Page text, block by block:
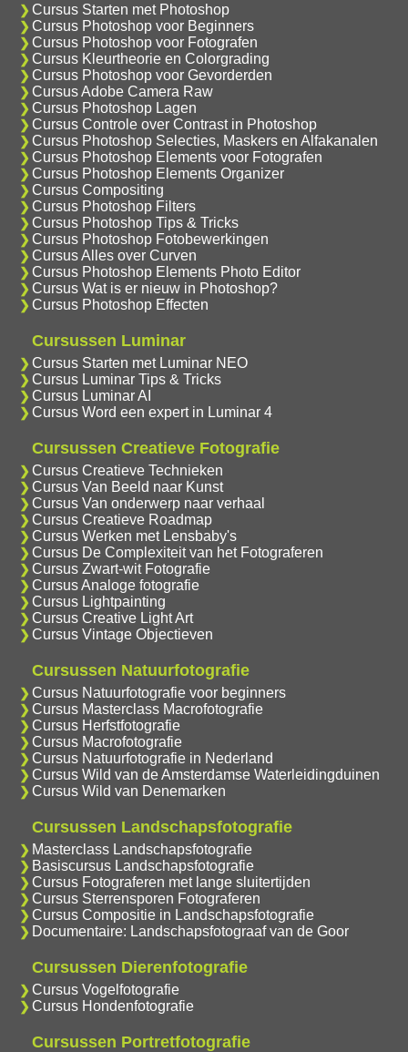
Cursus Starten met Photoshop
Cursus Photoshop voor Beginners
Cursus Photoshop voor Fotografen
Cursus Kleurtheorie en Colorgrading
Cursus Photoshop voor Gevorderden
Cursus Adobe Camera Raw
Cursus Photoshop Lagen
Cursus Controle over Contrast in Photoshop
Cursus Photoshop Selecties, Maskers en Alfakanalen
Cursus Photoshop Elements voor Fotografen
Cursus Photoshop Elements Organizer
Cursus Compositing
Cursus Photoshop Filters
Cursus Photoshop Tips & Tricks
Cursus Photoshop Fotobewerkingen
Cursus Alles over Curven
Cursus Photoshop Elements Photo Editor
Cursus Wat is er nieuw in Photoshop?
Cursus Photoshop Effecten
Cursussen Luminar
Cursus Starten met Luminar NEO
Cursus Luminar Tips & Tricks
Cursus Luminar AI
Cursus Word een expert in Luminar 4
Cursussen Creatieve Fotografie
Cursus Creatieve Technieken
Cursus Van Beeld naar Kunst
Cursus Van onderwerp naar verhaal
Cursus Creatieve Roadmap
Cursus Werken met Lensbaby's
Cursus De Complexiteit van het Fotograferen
Cursus Zwart-wit Fotografie
Cursus Analoge fotografie
Cursus Lightpainting
Cursus Creative Light Art
Cursus Vintage Objectieven
Cursussen Natuurfotografie
Cursus Natuurfotografie voor beginners
Cursus Masterclass Macrofotografie
Cursus Herfstfotografie
Cursus Macrofotografie
Cursus Natuurfotografie in Nederland
Cursus Wild van de Amsterdamse Waterleidingduinen
Cursus Wild van Denemarken
Cursussen Landschapsfotografie
Masterclass Landschapsfotografie
Basiscursus Landschapsfotografie
Cursus Fotograferen met lange sluitertijden
Cursus Sterrensporen Fotograferen
Cursus Compositie in Landschapsfotografie
Documentaire: Landschapsfotograaf van de Goor
Cursussen Dierenfotografie
Cursus Vogelfotografie
Cursus Hondenfotografie
Cursussen Portretfotografie